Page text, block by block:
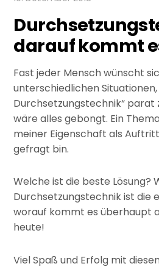
darauf kommt
Fast jeder Mensch wünscht
unterschiedlichen
Durchsetzungstechnik“ parat
wäre alles gebongt. Ein
meiner Eigenschaft als
gefragt bin.
Welche ist die beste Lösung?
Durchsetzungstechnik ist die
worauf kommt es überhaupt
heute!
Viel Spaß und Erfolg mit